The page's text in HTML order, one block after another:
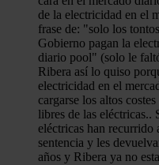
de la electricidad en el
frase de: "solo los
Gobierno pagan la
diario pool" (solo le
Ribera así lo quiso
electricidad en el
cargarse los altos
libres de las eléctricas..
eléctricas han recurrido
sentencia y les
años y Ribera ya no